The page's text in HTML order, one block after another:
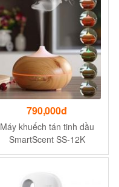
790,000đ
Máy khuếch tán tinh dầu
SmartScent SS-12K